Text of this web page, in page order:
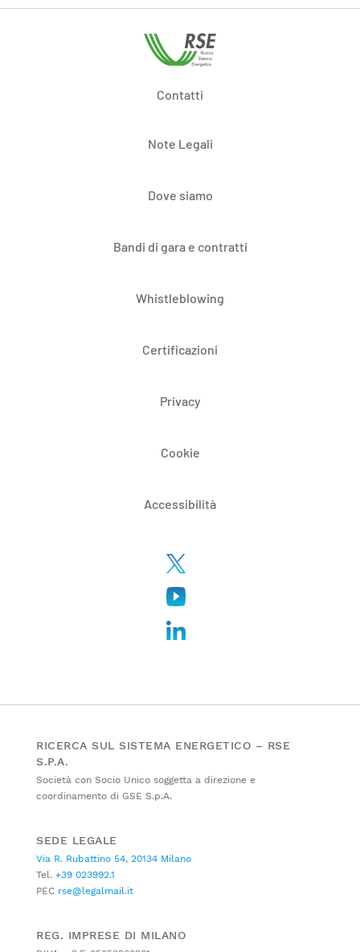
Contatti
Note Legali
Dove siamo
Bandi di gara e contratti
Whistleblowing
Certificazioni
Privacy
Cookie
Accessibilità
RICERCA SUL SISTEMA ENERGETICO – RSE
S.P.A.
Società con Socio Unico soggetta a direzione e
coordinamento di GSE S.p.A.
SEDE LEGALE
Via R. Rubattino 54, 20134 Milano
Tel. +39 023992.1
PEC rse@legalmail.it
REG. IMPRESE DI MILANO